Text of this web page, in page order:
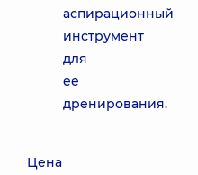
аспирационный
инструмент
для
ее
дренирования.
Цена